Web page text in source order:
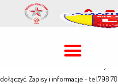
Zimowy obóz
Zapisy.
Zapraszamy na Zimowy Obóz
dołączyć. Zapisy i informacje - tel.798